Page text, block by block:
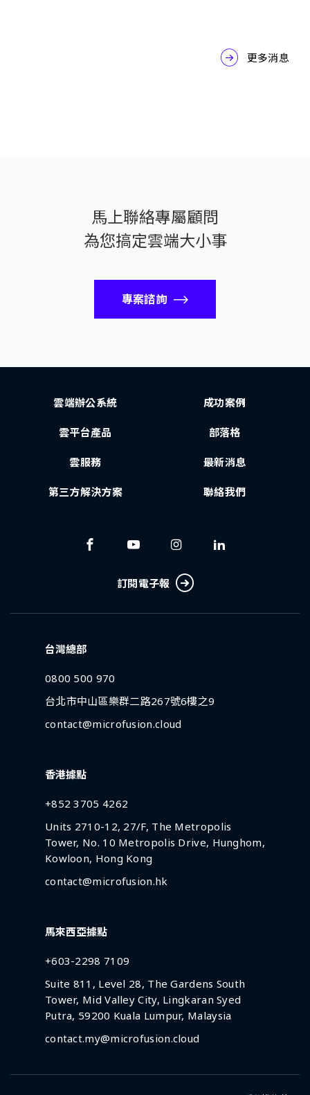
更多消息
馬上聯絡專屬顧問
為您搞定雲端大小事
專案諮詢
雲端辦公系統
雲平台產品
雲服務
第三方解決方案
成功案例
部落格
最新消息
聯絡我們
訂閱電子報
台灣總部
0800 500 970
台北市中山區樂群二路267號6樓之9
contact@microfusion.cloud
香港據點
+852 3705 4262
Units 2710-12, 27/F, The Metropolis
Tower, No. 10 Metropolis Drive, Hunghom,
Kowloon, Hong Kong
contact@microfusion.hk
馬來西亞據點
+603-2298 7109
Suite 811, Level 28, The Gardens South
Tower, Mid Valley City, Lingkaran Syed
Putra, 59200 Kuala Lumpur, Malaysia
contact.my@microfusion.cloud